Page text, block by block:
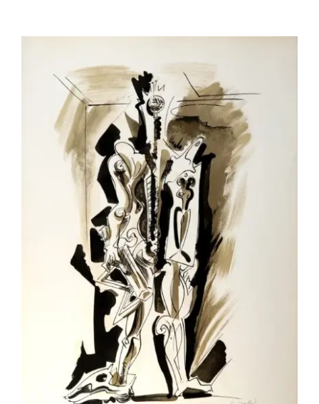
André Masson – Sans titre